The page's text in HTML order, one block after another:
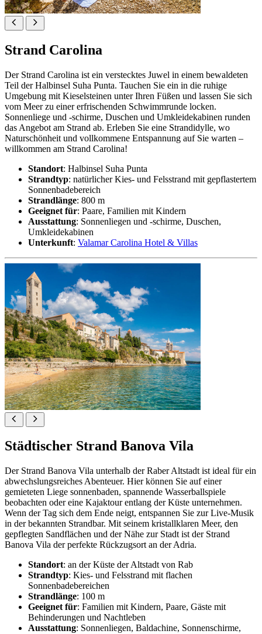
Strand Carolina
Der Strand Carolina ist ein verstecktes Juwel in einem bewaldeten
Teil der Halbinsel Suha Punta. Tauchen Sie ein in die ruhige
Umgebung mit Kieselsteinen unter Ihren Füßen und lassen Sie sich
vom Meer zu einer erfrischenden Schwimmrunde locken.
Sonnenliege und -schirme, Duschen und Umkleidekabinen runden
das Angebot am Strand ab. Erleben Sie eine Strandidylle, wo
Naturschönheit und vollkommene Entspannung auf Sie warten –
willkommen am Strand Carolina!
Standort: Halbinsel Suha Punta
Strandtyp: natürlicher Kies- und Felsstrand mit gepflastertem
Sonnenbadebereich
Strandlänge: 800 m
Geeignet für: Paare, Familien mit Kindern
Ausstattung: Sonnenliegen und -schirme, Duschen,
Umkleidekabinen
Unterkunft: Valamar Carolina Hotel & Villas
Städtischer Strand Banova Vila
Der Strand Banova Vila unterhalb der Raber Altstadt ist ideal für ein
abwechslungsreiches Abenteuer. Hier können Sie auf einer
gemieteten Liege sonnenbaden, spannende Wasserballspiele
beobachten oder eine Kajaktour entlang der Küste unternehmen.
Wenn der Tag sich dem Ende neigt, entspannen Sie zur Live-Musik
in der bekannten Strandbar. Mit seinem kristallklaren Meer, den
gepflegten Sandflächen und der Nähe zur Stadt ist der Strand
Banova Vila der perfekte Rückzugsort an der Adria.
Standort: an der Küste der Altstadt von Rab
Strandtyp: Kies- und Felsstrand mit flachen
Sonnenbadebereichen
Strandlänge: 100 m
Geeignet für: Familien mit Kindern, Paare, Gäste mit
Behinderungen und Nachtleben
Ausstattung: Sonnenliegen, Baldachine, Sonnenschirme,